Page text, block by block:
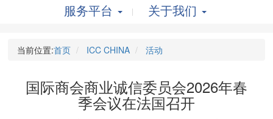
服务平台
关于我们
当前位置:首页 ICC CHINA 活动
国际商会商业诚信委员会2026年春
季会议在法国召开